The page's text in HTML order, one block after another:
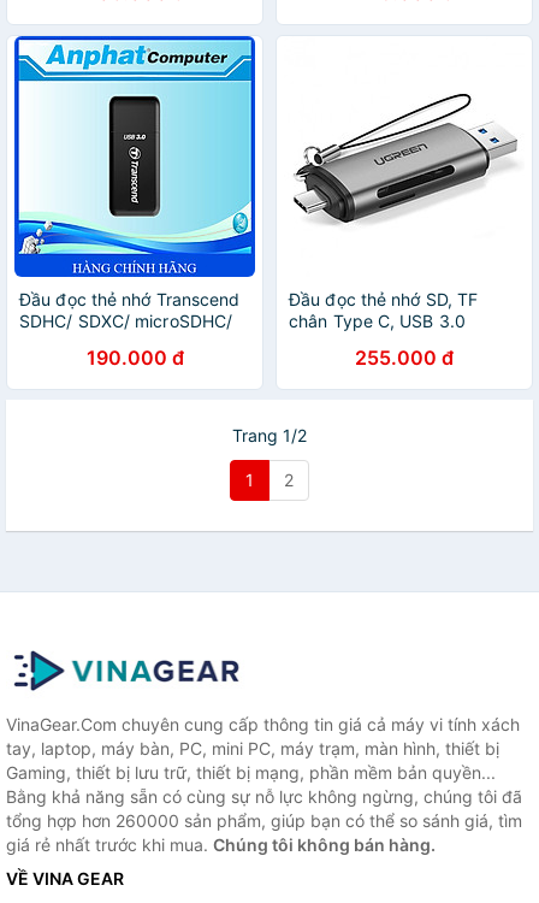
Đầu đọc thẻ nhớ Transcend
SDHC/ SDXC/ microSDHC/
(F5K) - Hàng Chính Hãng
190.000 đ
Đầu đọc thẻ nhớ SD, TF
chân Type C, USB 3.0
255.000 đ
Trang 1/2
1 2
VinaGear.Com chuyên cung cấp thông tin giá cả máy vi tính xách
tay, laptop, máy bàn, PC, mini PC, máy trạm, màn hình, thiết bị
Gaming, thiết bị lưu trữ, thiết bị mạng, phần mềm bản quyền...
Bằng khả năng sẵn có cùng sự nỗ lực không ngừng, chúng tôi đã
tổng hợp hơn 260000 sản phẩm, giúp bạn có thể so sánh giá, tìm
giá rẻ nhất trước khi mua. Chúng tôi không bán hàng.
VỀ VINA GEAR